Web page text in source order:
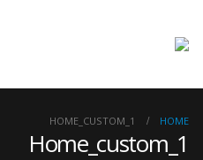
HOME
HOME_CUSTOM_1
Home_custom_1